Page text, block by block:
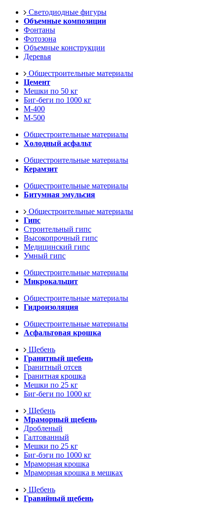
Светодиодные фигуры
Объемные композиции
Фонтаны
Фотозона
Объемные конструкции
Деревья
Общестроительные материалы
Цемент
Мешки по 50 кг
Биг-беги по 1000 кг
М-400
М-500
Общестроительные материалы
Холодный асфальт
Общестроительные материалы
Керамзит
Общестроительные материалы
Битумная эмульсия
Общестроительные материалы
Гипс
Строительный гипс
Высокопрочный гипс
Медицинский гипс
Умный гипс
Общестроительные материалы
Микрокальцит
Общестроительные материалы
Гидроизоляция
Общестроительные материалы
Асфальтовая крошка
Щебень
Гранитный щебень
Гранитный отсев
Гранитная крошка
Мешки по 25 кг
Биг-беги по 1000 кг
Щебень
Мраморный щебень
Дробленый
Галтованный
Мешки по 25 кг
Биг-бэги по 1000 кг
Мраморная крошка
Мраморная крошка в мешках
Щебень
Гравийный щебень